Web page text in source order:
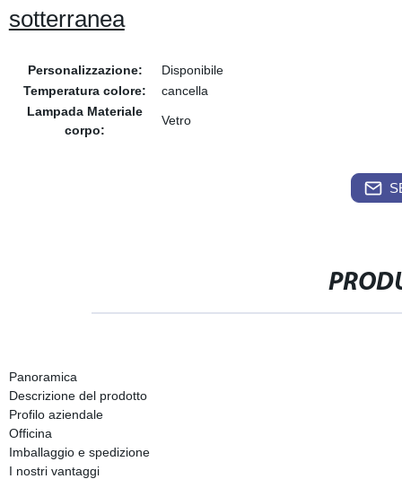
sotterranea
Personalizzazione:
Disponibile
Temperatura colore:
cancella
Lampada Materiale
corpo:
Vetro
Panoramica
Descrizione del prodotto
Profilo aziendale
Officina
Imballaggio e spedizione
I nostri vantaggi